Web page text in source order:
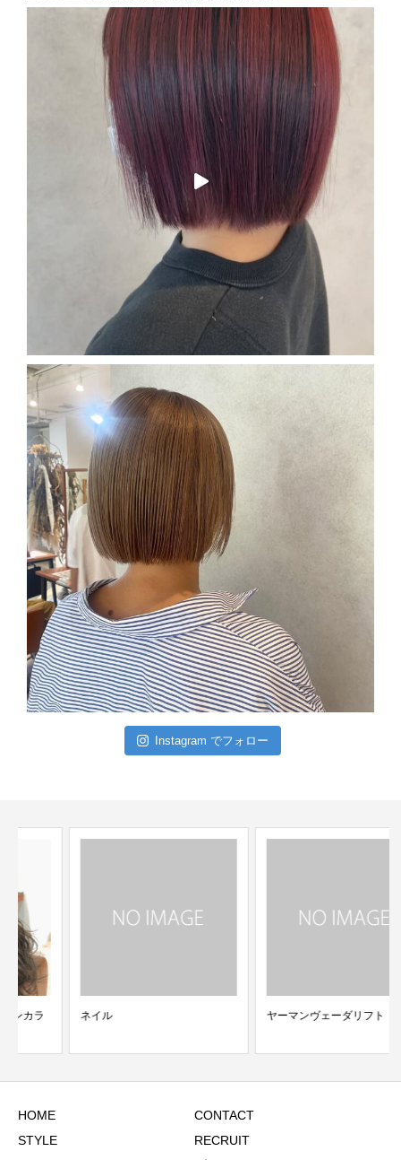
Instagram でフォロー
ネイル ヤーマンヴェーダリフト
HOME
STYLE
CONTACT
RECRUIT